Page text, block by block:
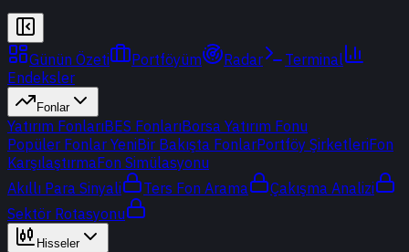
Günün Özeti Portföyüm Radar
Terminal
Endeksler
Fonlar
Yatırım FonlarıBES FonlarıBorsa Yatırım Fonu
Popüler Fonlar YeniBir Bakışta FonlarPortföy ŞirketleriFon
KarşılaştırmaFon Simülasyonu
Akıllı Para Sinyali
Ters Fon Arama
Çakışma Analizi
Sektör Rotasyonu
Hisseler